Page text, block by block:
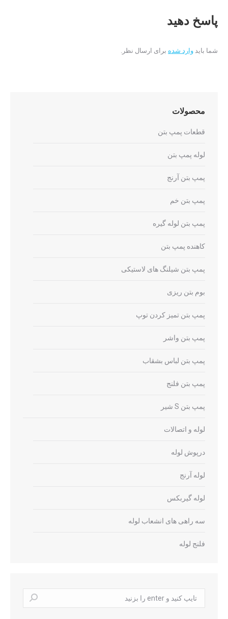
پاسخ دهید
شما باید وارد شده برای ارسال نظر.
محصولات
قطعات پمپ بتن
لوله پمپ بتن
پمپ بتن آرنج
پمپ بتن خم
پمپ بتن لوله گیره
کاهنده پمپ بتن
پمپ بتن شیلنگ های لاستیکی
بوم بتن ریزی
پمپ بتن تمیز کردن توپ
پمپ بتن واشر
پمپ بتن لباس بشقاب
پمپ بتن فلنج
پمپ بتن S شیر
لوله و اتصالات
درپوش لوله
لوله آرنج
لوله گیربکس
سه راهی های انشعاب لوله
فلنج لوله
جستجو
کردن: